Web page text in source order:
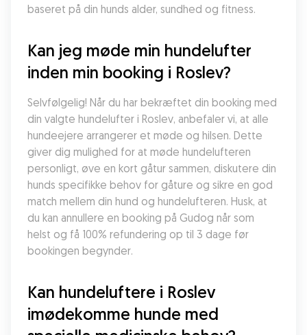
baseret på din hunds alder, sundhed og fitness.
Kan jeg møde min hundelufter
inden min booking i Roslev?
Selvfølgelig! Når du har bekræftet din booking med
din valgte hundelufter i Roslev, anbefaler vi, at alle
hundeejere arrangerer et møde og hilsen. Dette
giver dig mulighed for at møde hundelufteren
personligt, øve en kort gåtur sammen, diskutere din
hunds specifikke behov for gåture og sikre en god
match mellem din hund og hundelufteren. Husk, at
du kan annullere en booking på Gudog når som
helst og få 100% refundering op til 3 dage før
bookingen begynder.
Kan hundeluftere i Roslev
imødekomme hunde med